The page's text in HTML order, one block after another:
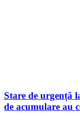
Stare de urgență
de acumulare au